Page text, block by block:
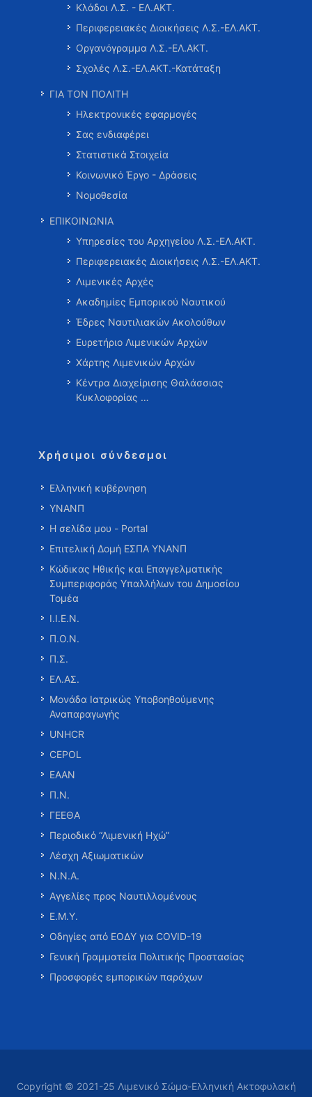
Κλάδοι Λ.Σ. - ΕΛ.ΑΚΤ.
Περιφερειακές Διοικήσεις Λ.Σ.-ΕΛ.ΑΚΤ.
Οργανόγραμμα Λ.Σ.-ΕΛ.ΑΚΤ.
Σχολές Λ.Σ.-ΕΛ.ΑΚΤ.-Κατάταξη
ΓΙΑ ΤΟΝ ΠΟΛΙΤΗ
Ηλεκτρονικές εφαρμογές
Σας ενδιαφέρει
Στατιστικά Στοιχεία
Κοινωνικό Έργο - Δράσεις
Νομοθεσία
ΕΠΙΚΟΙΝΩΝΙΑ
Υπηρεσίες του Αρχηγείου Λ.Σ.-ΕΛ.ΑΚΤ.
Περιφερειακές Διοικήσεις Λ.Σ.-ΕΛ.ΑΚΤ.
Λιμενικές Αρχές
Ακαδημίες Εμπορικού Ναυτικού
Έδρες Ναυτιλιακών Ακολούθων
Ευρετήριο Λιμενικών Αρχών
Χάρτης Λιμενικών Αρχών
Κέντρα Διαχείρισης Θαλάσσιας
Κυκλοφορίας …
Χρήσιμοι σύνδεσμοι
Ελληνική κυβέρνηση
ΥΝΑΝΠ
Η σελίδα μου - Portal
Επιτελική Δομή ΕΣΠΑ ΥΝΑΝΠ
Κώδικας Ηθικής και Επαγγελματικής
Συμπεριφοράς Υπαλλήλων του Δημοσίου
Τομέα
Ι.Ι.Ε.Ν.
Π.Ο.Ν.
Π.Σ.
ΕΛ.ΑΣ.
Μονάδα Ιατρικώς Υποβοηθούμενης
Αναπαραγωγής
UNHCR
CEPOL
ΕΑΑΝ
Π.Ν.
ΓΕΕΘΑ
Περιοδικό “Λιμενική Ηχώ”
Λέσχη Αξιωματικών
Ν.Ν.Α.
Αγγελίες προς Ναυτιλλομένους
Ε.Μ.Υ.
Οδηγίες από ΕΟΔΥ για COVID-19
Γενική Γραμματεία Πολιτικής Προστασίας
Προσφορές εμπορικών παρόχων
Copyright © 2021-25 Λιμενικό Σώμα-Ελληνική Ακτοφυλακή